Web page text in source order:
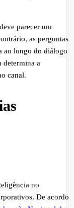
parecer um
as perguntas
ao longo do diálogo
determina a
canal.
no
De acordo